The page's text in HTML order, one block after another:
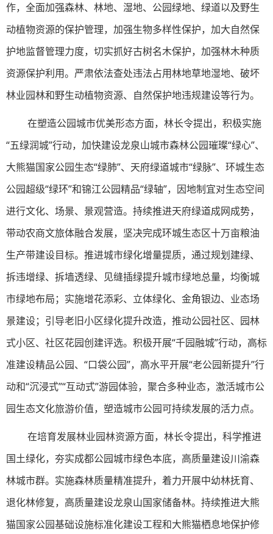
作，全面加强森林、林地、湿地、公园绿地、绿道以及野生
动植物资源的保护管理，加强生物多样性保护，加大自然保
护地监督管理力度，切实抓好古树名木保护，加强林木种质
资源保护利用。严肃依法查处违法占用林地草地湿地、破坏
林业园林和野生动植物资源、自然保护地违规建设等行为。
在塑造公园城市优美形态方面，林长令提出，积极实施
“五绿润城”行动，加快建设龙泉山城市森林公园璀璨“绿心”、
大熊猫国家公园生态“绿肺”、天府绿道城市“绿脉”、环城生态
公园超级“绿环”和锦江公园精品“绿轴”，因地制宜对生态空间
进行文化、场景、景观营造。持续推进天府绿道成网成势，
带动农商文旅体融合发展，坚决完成环城生态区十万亩粮油
生产带建设目标。推进城市绿化增量提质，通过规划建绿、
拆违增绿、拆墙透绿、见缝插绿提升城市绿地总量，均衡城
市绿地布局；实施增花添彩、立体绿化、金角银边、业态场
景建设；引导老旧小区绿化提升改造，推动公园社区、园林
式小区、社区花园创建评选。积极开展“千园融城”行动，高标
准建设精品公园、“口袋公园”，高水平开展“老公园新提升”行
动和“沉浸式”“互动式”游园体验，聚合多种业态，激活城市公
园生态文化旅游价值，塑造城市公园可持续发展的活力点。
在培育发展林业园林资源方面，林长令提出，科学推进
国土绿化，夯实成都公园城市绿色本底，高质量建设川渝森
林城市群。实施森林质量精准提升，着力开展中幼林抚育、
退化林修复，高质量建设龙泉山国家储备林。持续推进大熊
猫国家公园基础设施标准化建设工程和大熊猫栖息地保护修